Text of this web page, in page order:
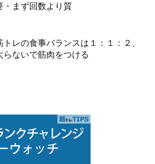
・まず回数より質
トレの食事バランスは１：１：２、
らないで筋肉をつける